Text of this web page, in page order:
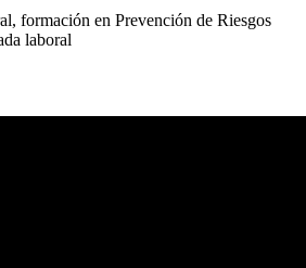
formación en Prevención de Riesgos
laboral